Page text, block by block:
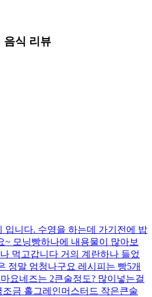
음식 리뷰
입니다. 수영을 하는데 가기전에 밥
~ 모닝빵하나에 내용물이 많아보
먹고갑니다 거의 계란하나 들었
정말 엄청나구요 레시피는 빵5개
요네즈는 2큰술정도? 많이넣는걸
금 홀그레인머스터드 작은큰술